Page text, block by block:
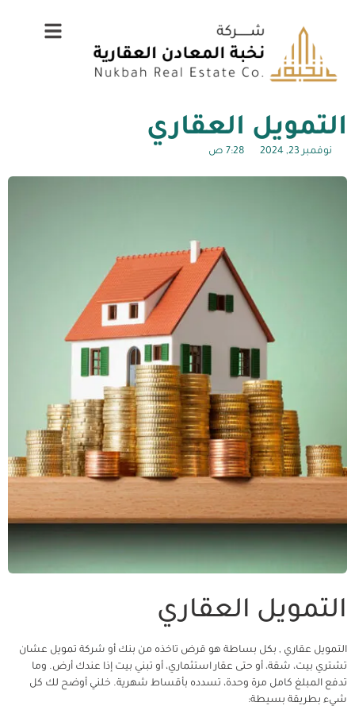
التمويل العقاري
نوفمبر 23, 2024 7:28 ص
التمويل العقاري
التمويل عقاري , بكل بساطة هو قرض تاخذه من بنك أو شركة تمويل عشان
تشتري بيت، شقة، أو حتى عقار استثماري، أو تبني بيت إذا عندك أرض. وما
تدفع المبلغ كامل مرة وحدة، تسدده بأقساط شهرية. خلني أوضح لك كل
شيء بطريقة بسيطة: